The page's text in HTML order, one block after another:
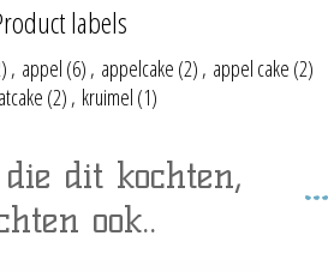
labels
, appel (6) , appelcake (2) , appel cake (2)
(2) , kruimel (1)
dit kochten,
ook..